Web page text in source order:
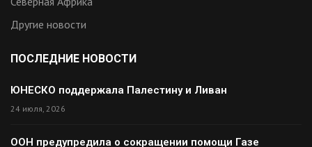
Другие новости
ПОСЛЕДНИЕ НОВОСТИ
ЮНЕСКО поддержала Палестину и Ливан
24 июля, 2026
ООН предупредила о сокращении помощи Газе